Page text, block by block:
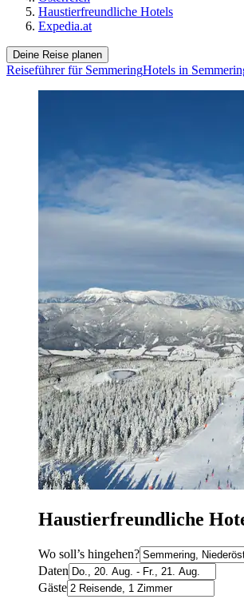
Haustierfreundliche Hotels
Expedia.at
Deine Reise planen
Reiseführer für SemmeringHotels in
Haustierfreundliche
Wo soll’s hingehen?
Daten
Gäste